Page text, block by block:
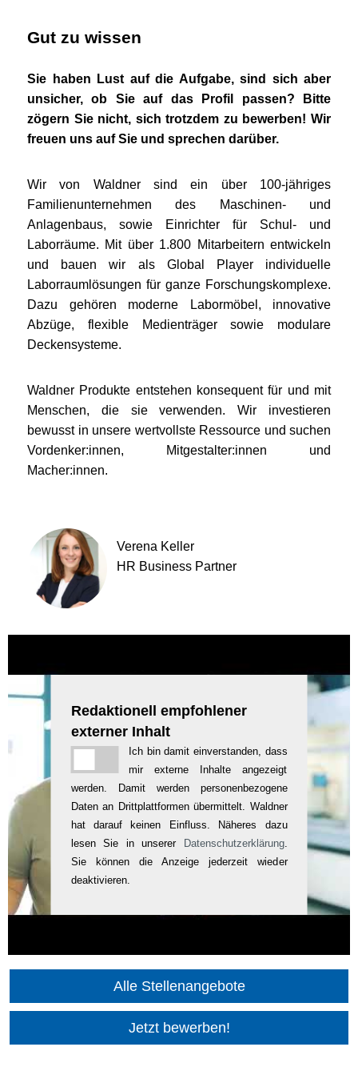
Gut zu wissen
Sie haben Lust auf die Aufgabe, sind sich aber
unsicher, ob Sie auf das Profil passen? Bitte
zögern Sie nicht, sich trotzdem zu bewerben! Wir
freuen uns auf Sie und sprechen darüber.
Wir von Waldner sind ein über 100-jähriges
Familienunternehmen des Maschinen- und
Anlagenbaus, sowie Einrichter für Schul- und
Laborräume. Mit über 1.800 Mitarbeitern entwickeln
und bauen wir als Global Player individuelle
Laborraumlösungen für ganze Forschungskomplexe.
Dazu gehören moderne Labormöbel, innovative
Abzüge, flexible Medienträger sowie modulare
Deckensysteme.
Waldner Produkte entstehen konsequent für und mit
Menschen, die sie verwenden. Wir investieren
bewusst in unsere wertvollste Ressource und suchen
Vordenker:innen, Mitgestalter:innen und
Macher:innen.
Verena Keller
HR Business Partner
Redaktionell empfohlener
externer Inhalt
Ich bin damit einverstanden, dass
mir externe Inhalte angezeigt
werden. Damit werden personenbezogene
Daten an Drittplattformen übermittelt. Waldner
hat darauf keinen Einfluss. Näheres dazu
lesen Sie in unserer
Datenschutzerklärung.
Sie können die Anzeige jederzeit wieder
deaktivieren.
Alle Stellenangebote
Jetzt bewerben!